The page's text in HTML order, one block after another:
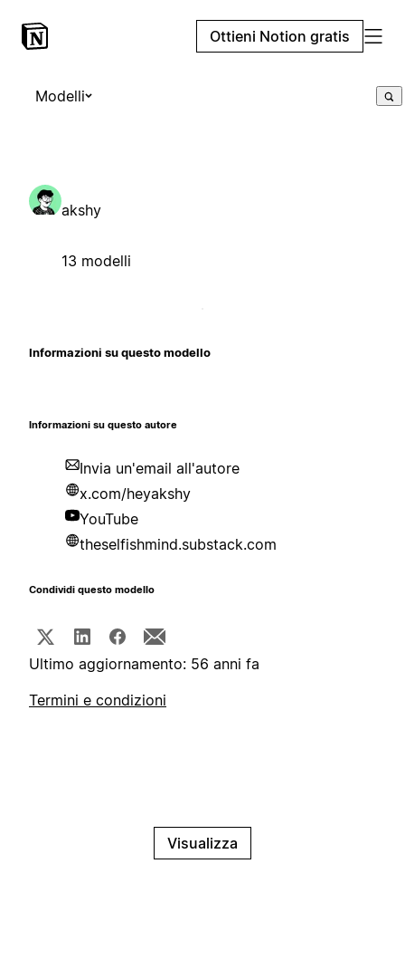
Ottieni Notion gratis
Modelli
akshy
13 modelli
Informazioni su questo modello
Informazioni su questo autore
Invia un'email all'autore
x.com/heyakshy
YouTube
theselfishmind.substack.com
Condividi questo modello
Ultimo aggiornamento: 56 anni fa
Termini e condizioni
Visualizza